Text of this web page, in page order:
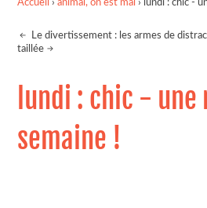
Accueil ›animal, on est mal › lundi : chic -
Le divertissement : les armes de
taillée
lundi : chic - une
semaine !